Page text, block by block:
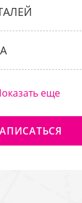
еще